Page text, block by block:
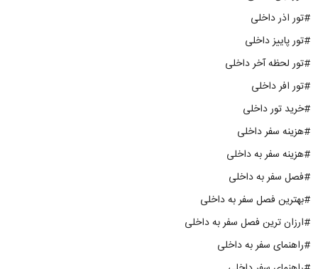
#تور اذر داخلی
#تور پاییز داخلی
#تور لحظه آخر داخلی
#تور افر داخلی
#خرید تور داخلی
#هزینه سفر داخلی
#هزینه سفر به داخلی
#فصل سفر به داخلی
#بهترین فصل سفر به داخلی
#ارزان ترین فصل سفر به داخلی
#راهنمای سفر به داخلی